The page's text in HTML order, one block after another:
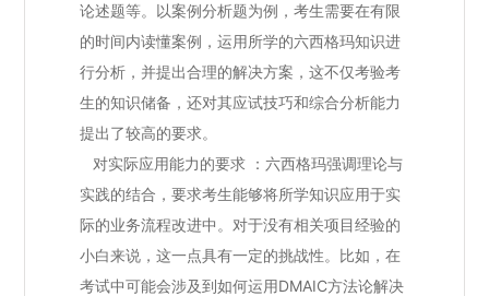
论述题等。以案例分析题为例，考生需要在有限
的时间内读懂案例，运用所学的六西格玛知识进
行分析，并提出合理的解决方案，这不仅考验考
生的知识储备，还对其应试技巧和综合分析能力
提出了较高的要求。
对实际应用能力的要求 ：六西格玛强调理论与
实践的结合，要求考生能够将所学知识应用于实
际的业务流程改进中。对于没有相关项目经验的
小白来说，这一点具有一定的挑战性。比如，在
考试中可能会涉及到如何运用DMAIC方法论解决